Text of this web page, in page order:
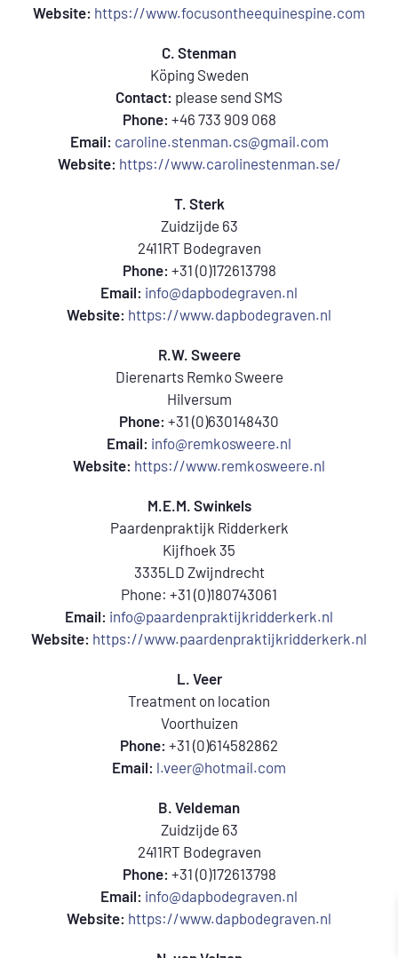
Website: https://www.focusontheequinespine.com
C. Stenman
Köping Sweden
Contact: please send SMS
Phone: +46 733 909 068
Email: caroline.stenman.cs@gmail.com
Website: https://www.carolinestenman.se/
T. Sterk
Zuidzijde 63
2411RT Bodegraven
Phone: +31 (0)172613798
Email: info@dapbodegraven.nl
Website: https://www.dapbodegraven.nl
R.W. Sweere
Dierenarts Remko Sweere
Hilversum
Phone: +31 (0)630148430
Email: info@remkosweere.nl
Website: https://www.remkosweere.nl
M.E.M. Swinkels
Paardenpraktijk Ridderkerk
Kijfhoek 35
3335LD Zwijndrecht
Phone: +31 (0)180743061
Email: info@paardenpraktijkridderkerk.nl
Website: https://www.paardenpraktijkridderkerk.nl
L. Veer
Treatment on location
Voorthuizen
Phone: +31 (0)614582862
Email: l.veer@hotmail.com
B. Veldeman
Zuidzijde 63
2411RT Bodegraven
Phone: +31 (0)172613798
Email: info@dapbodegraven.nl
Website: https://www.dapbodegraven.nl